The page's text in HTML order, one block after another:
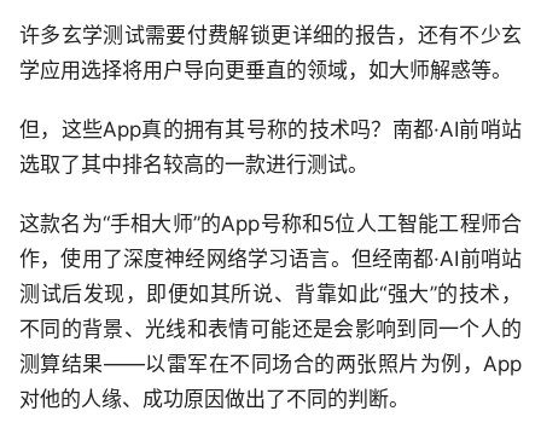
许多玄学测试需要付费解锁更详细的报告，还有不少玄
学应用选择将用户导向更垂直的领域，如大师解惑等。
但，这些App真的拥有其号称的技术吗？南都·AI前哨站
选取了其中排名较高的一款进行测试。
这款名为“手相大师”的App号称和5位人工智能工程师合
作，使用了深度神经网络学习语言。但经南都·AI前哨站
测试后发现，即便如其所说、背靠如此“强大”的技术，
不同的背景、光线和表情可能还是会影响到同一个人的
测算结果——以雷军在不同场合的两张照片为例，App
对他的人缘、成功原因做出了不同的判断。